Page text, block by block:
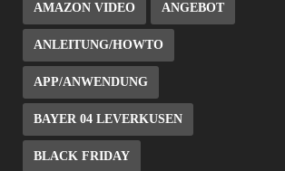
AMAZON VIDEO ANGEBOT
ANLEITUNG/HOWTO
APP/ANWENDUNG
BAYER 04 LEVERKUSEN
BLACK FRIDAY